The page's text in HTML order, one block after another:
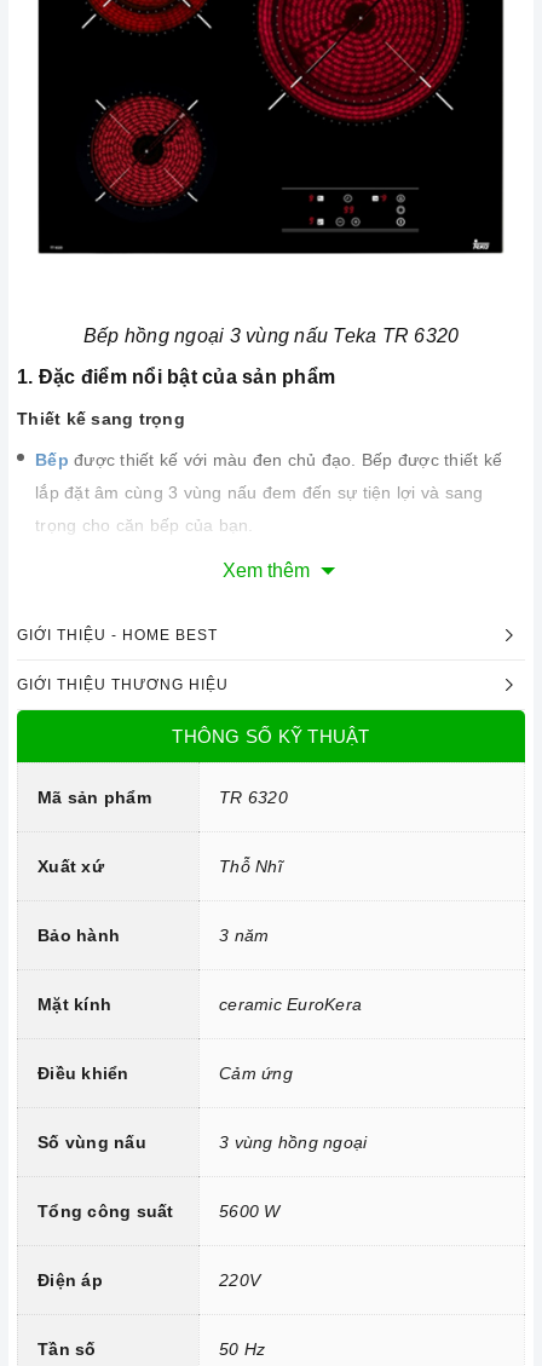
Bếp hồng ngoại 3 vùng nấu Teka TR 6320
1. Đặc điểm nổi bật của sản phẩm
Thiết kế sang trọng
Bếp được thiết kế với màu đen chủ đạo. Bếp được thiết kế
lắp đặt âm cùng 3 vùng nấu đem đến sự tiện lợi và sang
trọng cho căn bếp của bạn.
được trang bị mặt kính Eurokera siêu bền, chịu lực và
Mặt kính Eurokera
Công nghệ hiện đại
Bo mạch IGBT SIMENS Made in Germany.
Công nghệ biến tần INVERTER tiết kiệm 40% điện năng.
Công nghệ “TouchSelect” với 17 mức gia nhiệt.
Xem thêm
GIỚI THIỆU - HOME BEST
GIỚI THIỆU THƯƠNG HIỆU
THÔNG SỐ KỸ THUẬT
Mã sản phẩm TR 6320
Xuất xứ Thỗ Nhĩ
Bảo hành 3 năm
Mặt kính ceramic EuroKera
Điều khiển Cảm ứng
Số vùng nấu 3 vùng hồng ngoại
Tổng công suất 5600 W
Điện áp 220V
Tần số 50 Hz